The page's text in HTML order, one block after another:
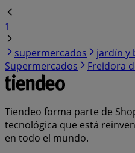
1
supermercados
jardín y
Supermercados
Freidora
Tiendeo forma parte de
tecnológica que está
en todo el mundo.